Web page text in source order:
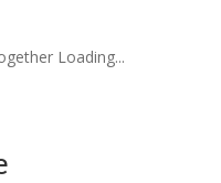
Loading...